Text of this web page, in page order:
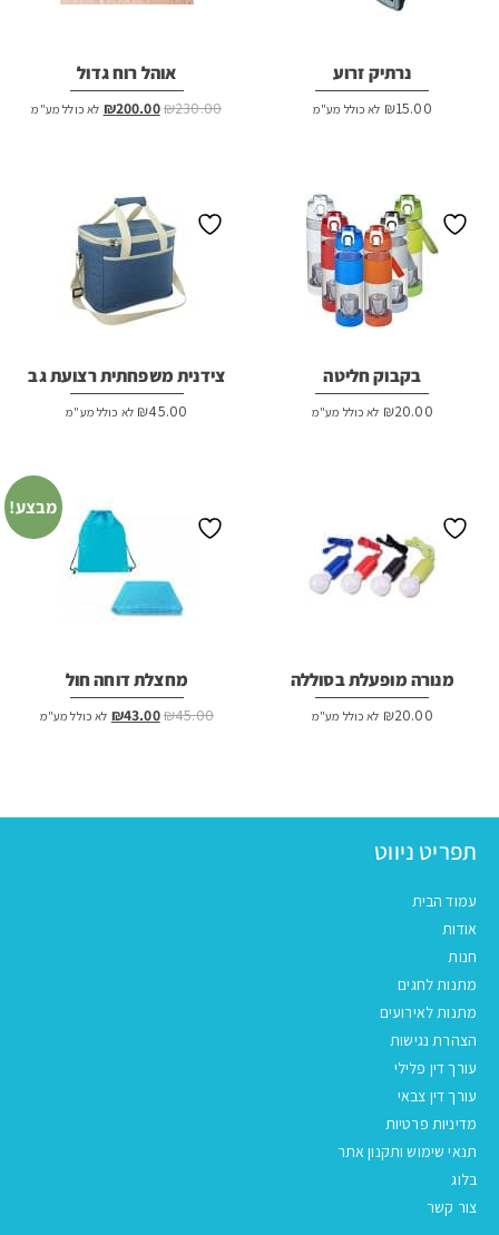
נרתיק זרוע
₪15.00 לא כולל מע"מ
אוהל רוח גדול
₪230.00
המחיר ₪200.00 המחיר
לא כולל מע"מ
בקבוק חליטה
₪20.00 לא כולל מע"מ
צידנית משפחתית רצועת גב
₪45.00 לא כולל מע"מ
מנורה מופעלת בסוללה
₪20.00 לא כולל מע"מ
מבצע!
מחצלת דוחה חול
₪45.00
המחיר₪43.00 המחיר
לא כולל מע"מ
תפריט ניווט
עמוד הבית
אודות
חנות
מתנות לחגים
מתנות לאירועים
הצהרת נגישות
עורך דין פלילי
עורך דין צבאי
מדיניות פרטיות
תנאי שימוש ותקנון אתר
בלוג
צור קשר